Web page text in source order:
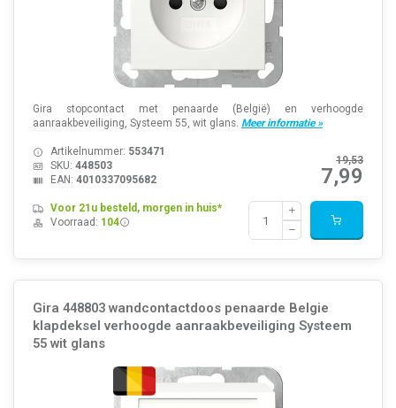
Gira stopcontact met penaarde (België) en verhoogde
aanraakbeveiliging, Systeem 55, wit glans. Meer informatie »
19,53
7,99
Artikelnummer: 553471
SKU: 448503
EAN: 4010337095682
Voor 21u besteld, morgen in huis*
Voorraad: 104
Gira 448803 wandcontactdoos penaarde Belgie
klapdeksel verhoogde aanraakbeveiliging Systeem
55 wit glans